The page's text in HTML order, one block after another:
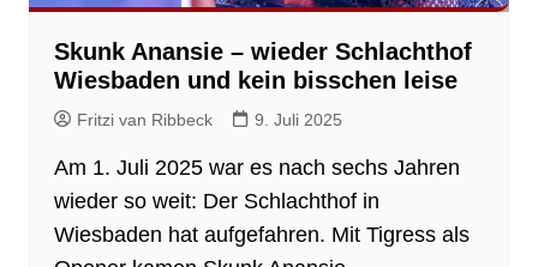
Skunk Anansie – wieder Schlachthof
Wiesbaden und kein bisschen leise
Fritzi van Ribbeck 9. Juli 2025
Am 1. Juli 2025 war es nach sechs Jahren
wieder so weit: Der Schlachthof in
Wiesbaden hat aufgefahren. Mit Tigress als